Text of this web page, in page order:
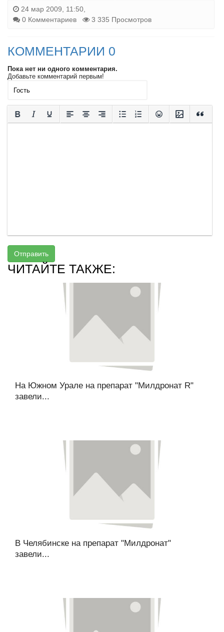
24 мар 2009, 11:50,
0 Комментариев
3 335 Просмотров
КОММЕНТАРИИ 0
Пока нет ни одного комментария.
Добавьте комментарий первым!
Отправить
ЧИТАЙТЕ ТАКЖЕ:
На Южном Урале на препарат "Милдронат R"
завели...
В Челябинске на препарат "Милдронат"
завели...